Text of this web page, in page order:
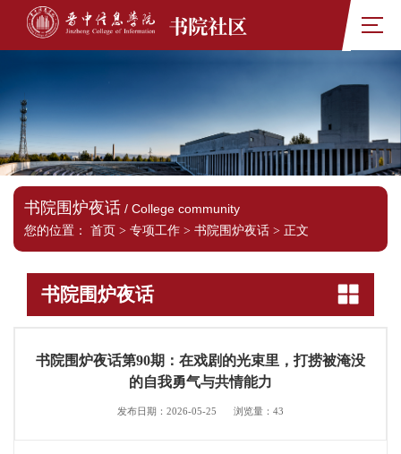
书院社区
书院围炉夜话 / College community
您的位置：
首页 > 专项工作 > 书院围炉夜话 > 正文
书院围炉夜话
书院围炉夜话第90期：在戏剧的光束里，打捞被淹没
的自我勇气与共情能力
发布日期：2026-05-25 浏览量： 43